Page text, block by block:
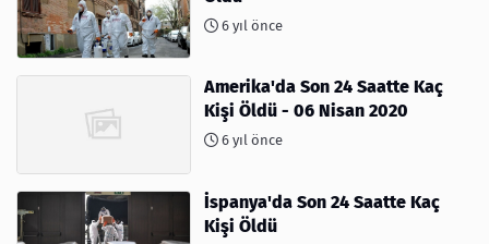
6 yıl önce
Amerika'da Son 24 Saatte Kaç
Kişi Öldü - 06 Nisan 2020
6 yıl önce
İspanya'da Son 24 Saatte Kaç
Kişi Öldü